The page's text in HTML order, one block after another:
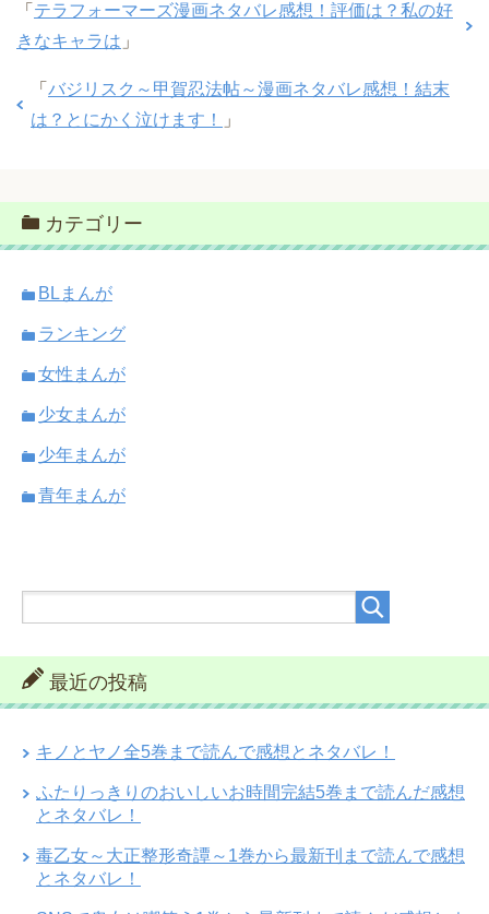
「 テラフォーマーズ漫画ネタバレ感想！評価は？私の好
きなキャラは 」
「 バジリスク～甲賀忍法帖～漫画ネタバレ感想！結末
は？とにかく泣けます！
」
カテゴリー
BLまんが
ランキング
女性まんが
少女まんが
少年まんが
青年まんが
最近の投稿
キノとヤノ全5巻まで読んで感想とネタバレ！
ふたりっきりのおいしいお時間完結5巻まで読んだ感想
とネタバレ！
毒乙女～大正整形奇譚～1巻から最新刊まで読んで感想
とネタバレ！